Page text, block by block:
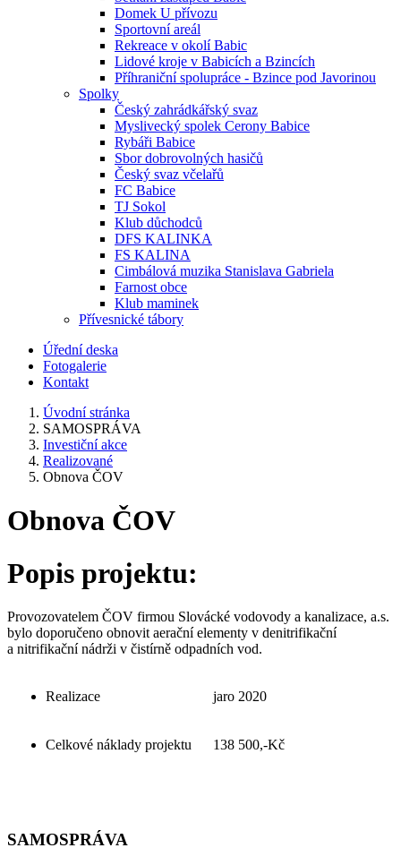
Domek U přívozu
Sportovní areál
Rekreace v okolí Babic
Lidové kroje v Babicích a Bzincích
Příhraniční spolupráce - Bzince pod Javorinou
Spolky
Český zahrádkářský svaz
Myslivecký spolek Cerony Babice
Rybáři Babice
Sbor dobrovolných hasičů
Český svaz včelařů
FC Babice
TJ Sokol
Klub důchodců
DFS KALINKA
FS KALINA
Cimbálová muzika Stanislava Gabriela
Farnost obce
Klub maminek
Přívesnické tábory
Úřední deska
Fotogalerie
Kontakt
Úvodní stránka
SAMOSPRÁVA
Investiční akce
Realizované
Obnova ČOV
Obnova ČOV
Popis projektu:
Provozovatelem ČOV firmou Slovácké vodovody a kanalizace, a.s.
bylo doporučeno obnovit aerační elementy v denitrifikační
a nitrifikační nádrži v čistírně odpadních vod.
Realizace jaro 2020
Celkové náklady projektu 138 500,-Kč
SAMOSPRÁVA